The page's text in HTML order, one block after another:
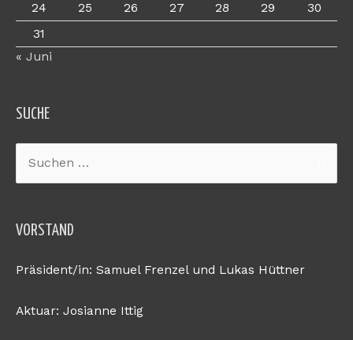
24
25 26 27 28 29
30
31
« Juni
SUCHE
Suchen
nach:
VORSTAND
Präsident/in: Samuel Frenzel und Lukas Hüttner
Aktuar: Josianne Ittig